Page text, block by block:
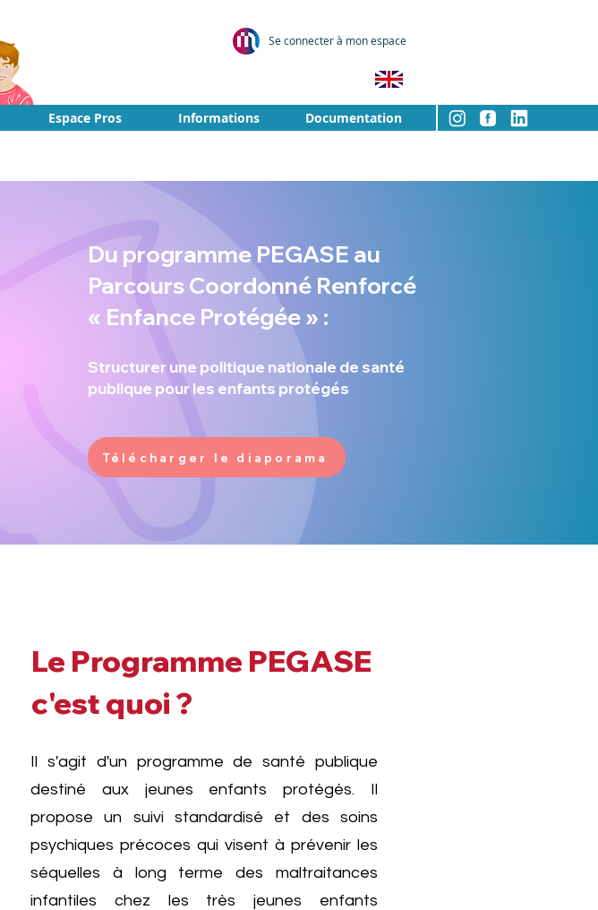
Se connecter à mon espace
Espace Pros Informations Documentation
Du programme PEGASE au
Parcours Coordonné Renforcé
« Enfance Protégée » :
Structurer une politique nationale de santé
publique pour les enfants protégés
Télécharger le diaporama
Le Programme PEGASE
c'est quoi ?
Il s'agit d'un programme de santé publique
destiné aux jeunes enfants protégés. Il
proposeun suivi standardisé et des soins
psychiques précoces qui visent à prévenir les
séquelles à long terme des maltraitances
infantiles chez les très jeunes enfants